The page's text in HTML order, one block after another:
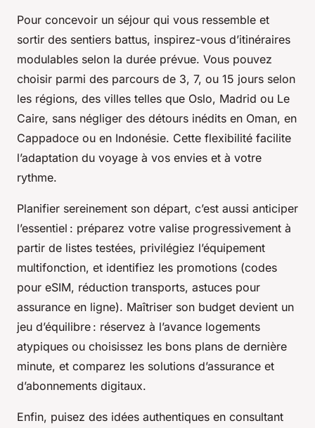
Pour concevoir un séjour qui vous ressemble et
sortir des sentiers battus, inspirez-vous d’itinéraires
modulables selon la durée prévue. Vous pouvez
choisir parmi des parcours de 3, 7, ou 15 jours selon
les régions, des villes telles que Oslo, Madrid ou Le
Caire, sans négliger des détours inédits en Oman, en
Cappadoce ou en Indonésie. Cette flexibilité facilite
l’adaptation du voyage à vos envies et à votre
rythme.
Planifier sereinement son départ, c’est aussi anticiper
l’essentiel : préparez votre valise progressivement à
partir de listes testées, privilégiez l’équipement
multifonction, et identifiez les promotions (codes
pour eSIM, réduction transports, astuces pour
assurance en ligne). Maîtriser son budget devient un
jeu d’équilibre : réservez à l’avance logements
atypiques ou choisissez les bons plans de dernière
minute, et comparez les solutions d’assurance et
d’abonnements digitaux.
Enfin, puisez des idées authentiques en consultant